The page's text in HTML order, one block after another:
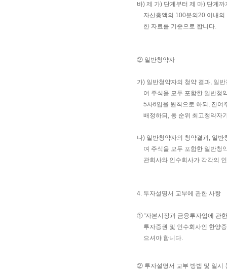
바) 제 가) 단계부터 제 마) 단계
자산총액의 100분의20 이내
한 자료를 기준으로 합니다.
② 일반청약자
가) 일반청약자의 청약 결과, 일
여 주식을 모두 포함한 일반청
5사6입을 원칙으로 하되, 잔여
배정하되, 동 순위 최고청약자
나) 일반청약자의 청약결과, 일
여 주식을 모두 포함한 일반청
관회사와 인수회사가 각각의
4. 투자설명서 교부에 관한 사항
① '자본시장과 금융투자업에 관
투자증권 및 인수회사인 한양
으셔야 합니다.
② 투자설명서 교부 방법 및 일시